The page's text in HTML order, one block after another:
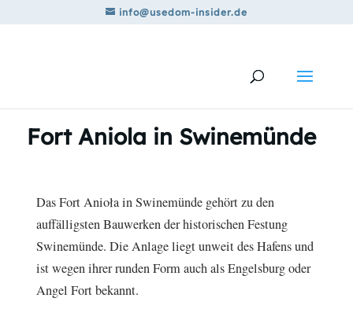
info@usedom-insider.de
Fort Aniola in Swinemünde
Das Fort Anioła in Swinemünde gehört zu den
auffälligsten Bauwerken der historischen Festung
Swinemünde. Die Anlage liegt unweit des Hafens und
ist wegen ihrer runden Form auch als Engelsburg oder
Angel Fort bekannt.